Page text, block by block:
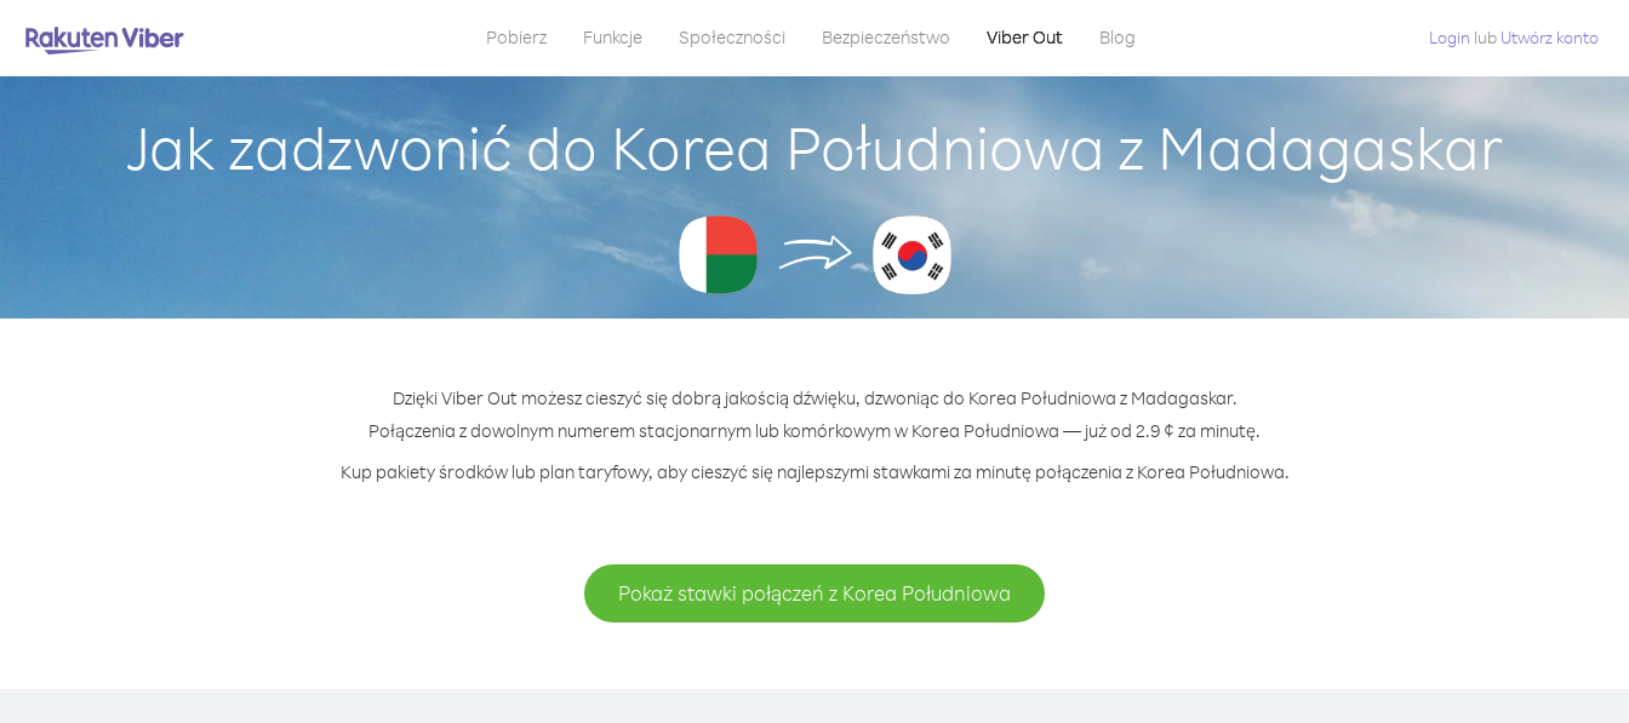
Pobierz Funkcje Społeczności Bezpieczeństwo Viber Out Blog Login lub Utwórz konto
Jak zadzwonić do Korea Południowa z Madagaskar
Dzięki Viber Out możesz cieszyć się dobrą jakością dźwięku, dzwoniąc do Korea Południowa z Madagaskar.
Połączenia z dowolnym numerem stacjonarnym lub komórkowym w Korea Południowa — już od 2.9 ¢ za minutę.
Kup pakiety środków lub plan taryfowy, aby cieszyć się najlepszymi stawkami za minutę połączenia z Korea Południowa.
Pokaż stawki połączeń z Korea Południowa